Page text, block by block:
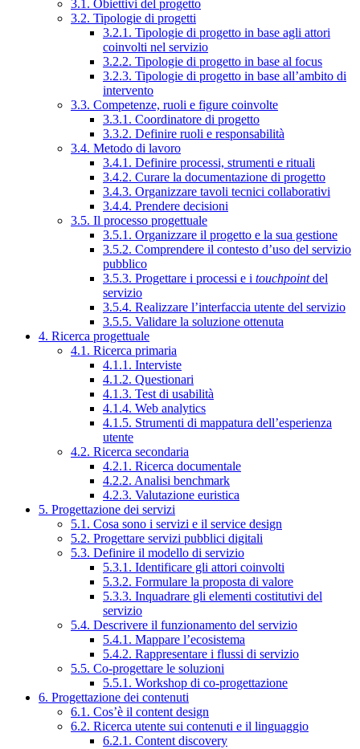
3.1. Obiettivi del progetto
3.2. Tipologie di progetti
3.2.1. Tipologie di progetto in base agli attori
coinvolti nel servizio
3.2.2. Tipologie di progetto in base al focus
3.2.3. Tipologie di progetto in base all’ambito di
intervento
3.3. Competenze, ruoli e figure coinvolte
3.3.1. Coordinatore di progetto
3.3.2. Definire ruoli e responsabilità
3.4. Metodo di lavoro
3.4.1. Definire processi, strumenti e rituali
3.4.2. Curare la documentazione di progetto
3.4.3. Organizzare tavoli tecnici collaborativi
3.4.4. Prendere decisioni
3.5. Il processo progettuale
3.5.1. Organizzare il progetto e la sua gestione
3.5.2. Comprendere il contesto d’uso del servizio
pubblico
3.5.3. Progettare i processi e i touchpointdel
servizio
3.5.4. Realizzare l’interfaccia utente del servizio
3.5.5. Validare la soluzione ottenuta
4. Ricerca progettuale
4.1. Ricerca primaria
4.1.1. Interviste
4.1.2. Questionari
4.1.3. Test di usabilità
4.1.4. Web analytics
4.1.5. Strumenti di mappatura dell’esperienza
utente
4.2. Ricerca secondaria
4.2.1. Ricerca documentale
4.2.2. Analisi benchmark
4.2.3. Valutazione euristica
5. Progettazione dei servizi
5.1. Cosa sono i servizi e il service design
5.2. Progettare servizi pubblici digitali
5.3. Definire il modello di servizio
5.3.1. Identificare gli attori coinvolti
5.3.2. Formulare la proposta di valore
5.3.3. Inquadrare gli elementi costitutivi del
servizio
5.4. Descrivere il funzionamento del servizio
5.4.1. Mappare l’ecosistema
5.4.2. Rappresentare i flussi di servizio
5.5. Co-progettare le soluzioni
5.5.1. Workshop di co-progettazione
6. Progettazione dei contenuti
6.1. Cos’è il content design
6.2. Ricerca utente sui contenuti e il linguaggio
6.2.1. Content discovery